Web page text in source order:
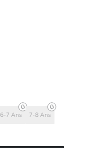
6-7 Ans 7-8 Ans